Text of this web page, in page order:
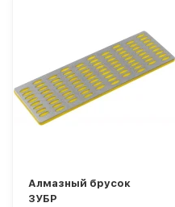
Алмазный брусок
ЗУБР